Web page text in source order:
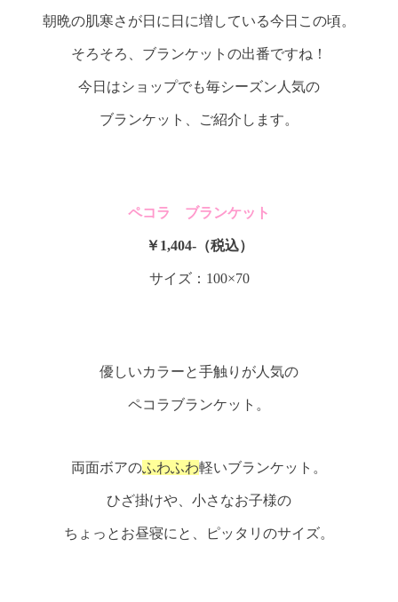
朝晩の肌寒さが日に日に増している今日この頃。
そろそろ、ブランケットの出番ですね！
今日はショップでも毎シーズン人気の
ブランケット、ご紹介します。
ペコラ ブランケット
￥1,404-（税込）
サイズ：100×70
優しいカラーと手触りが人気の
ペコラブランケット。
両面ボアのふわふわ軽いブランケット。
ひざ掛けや、小さなお子様の
ちょっとお昼寝にと、ピッタリのサイズ。